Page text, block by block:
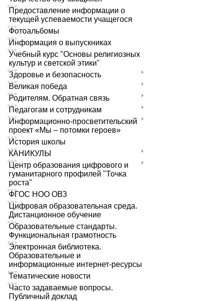
Предоставление информации о
текущей успеваемости учащегося
Фотоальбомы
Информация о выпускниках
Учебный курс "Основы религиозных
культур и светской этики"
Здоровье и безопасность
Великая победа
Родителям. Обратная связь
Педагогам и сотрудникам
Информационно-просветительский
проект «Мы – потомки героев»
История школы
КАНИКУЛЫ
Центр образования цифрового и
гуманитарного профилей "Точка
роста"
ФГОС НОО ОВЗ
Цифровая образовательная среда.
Дистанционное обучение
Образовательные стандарты.
Функциональная грамотность
Электронная библиотека.
Образовательные и
информационные интернет-ресурсы
Тематические новости
Часто задаваемые вопросы.
Публичный доклад